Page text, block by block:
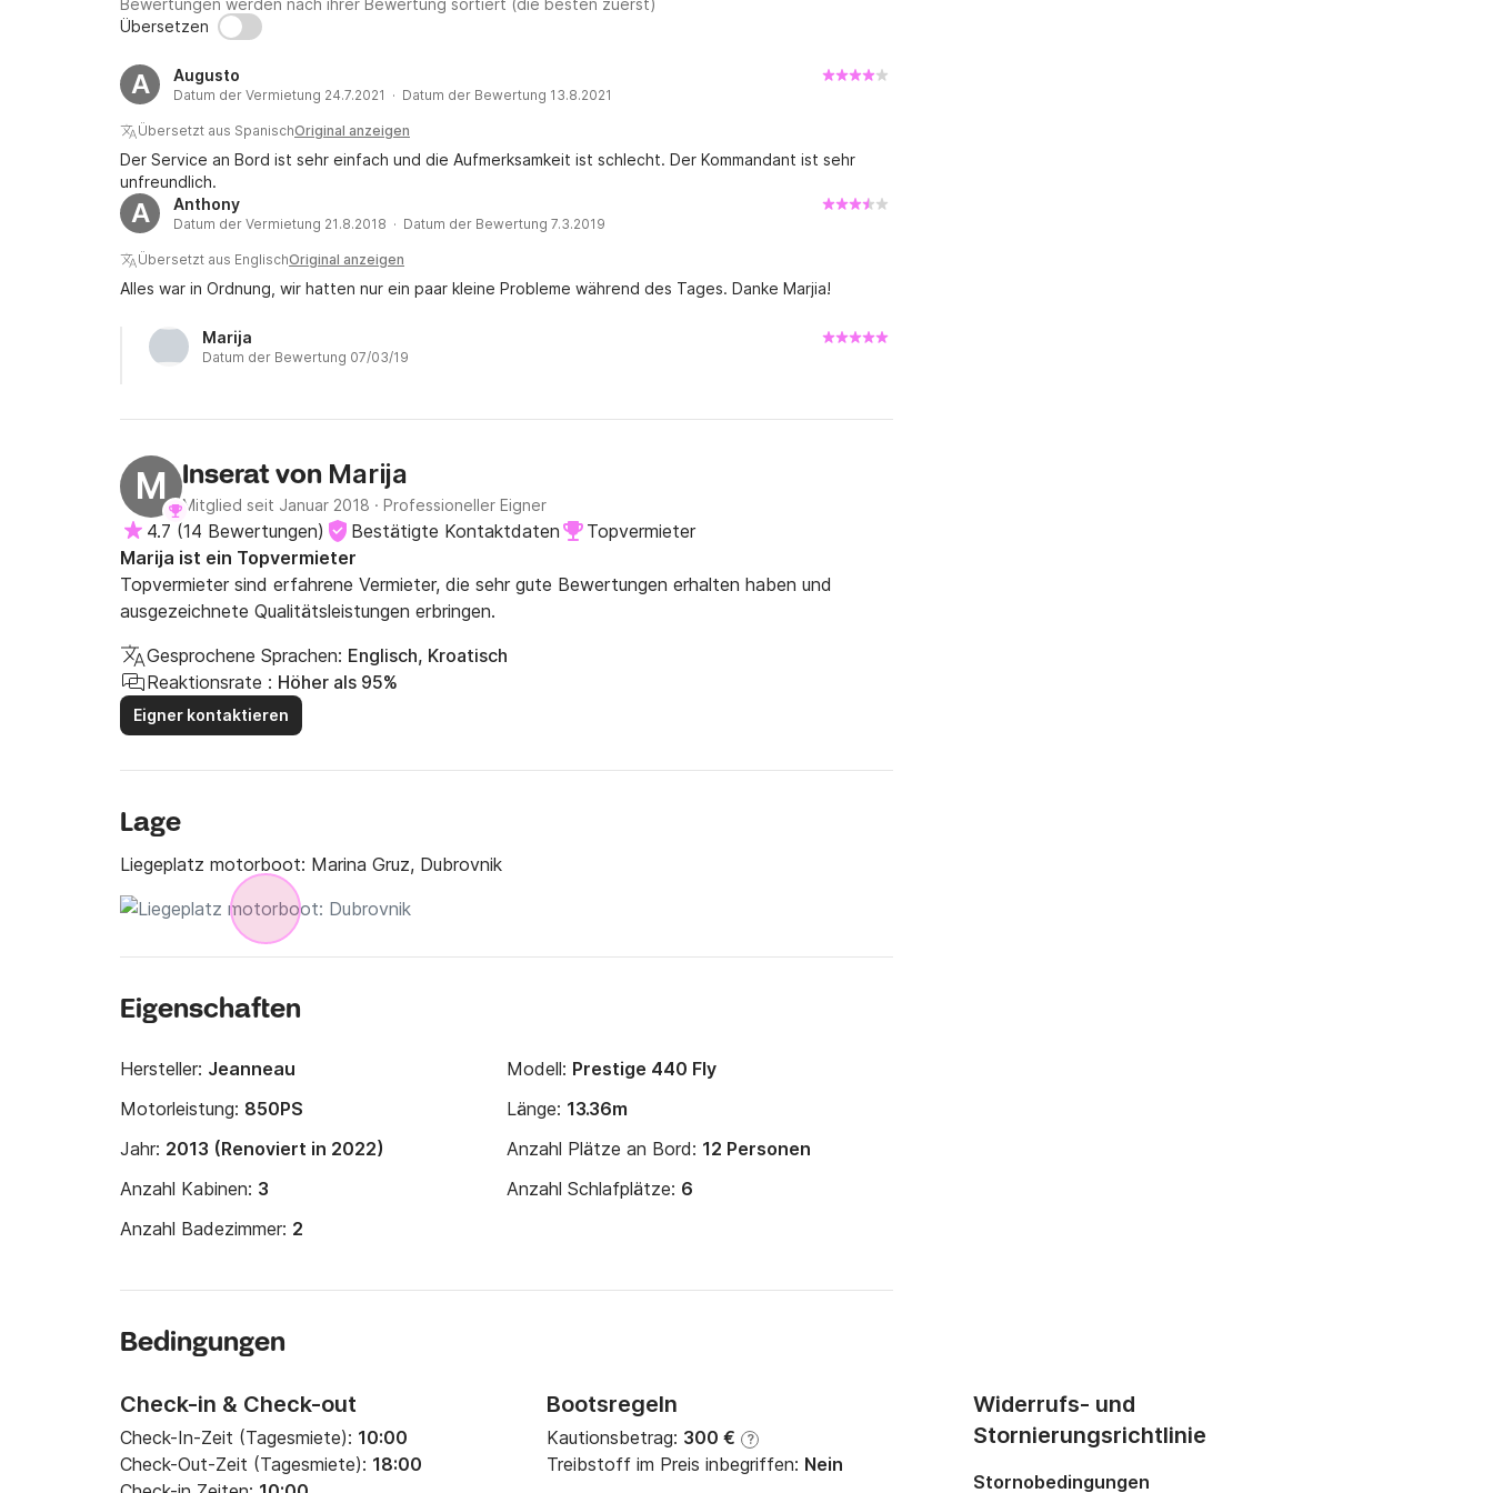
Ihrer Unterkunft zum Boarding-Standort und zurück, Versicherung und Endreinigung.
Kraftstoff
Ganzer Tag (FD): 350,00 EUR
Halber Tag (HD): 300,00 EUR
Skipper: 150,00 EUR
Optionale Extras: Wir bieten verschiedene Wasserspielzeuge/Jet-Ski an, zu denen Sie auf
Die Mindestmietdauer beträgt einen halben Tag.
Wenn Sie weitere Informationen benötigen, können Sie mich gerne unter Click&Boat
Bewertungen werden nach ihrer Bewertung sortiert (die besten zuerst)
Übersetzen
A Augusto
Datum der Vermietung 24.7.2021 · Datum der Bewertung 13.8.2021
Übersetzt aus SpanischOriginal anzeigen
Der Service an Bord ist sehr einfach und die Aufmerksamkeit ist schlecht. Der Kommandant ist sehr
unfreundlich.
A Anthony
Datum der Vermietung 21.8.2018 · Datum der Bewertung 7.3.2019
Übersetzt aus EnglischOriginal anzeigen
Alles war in Ordnung, wir hatten nur ein paar kleine Probleme während des Tages. Danke Marjia!
Marija
Datum der Bewertung 07/03/19
M Inserat von Marija
Mitglied seit Januar 2018 · Professioneller Eigner
4.7 (14 Bewertungen) Bestätigte Kontaktdaten
Topvermieter
Marija ist ein Topvermieter
Topvermieter sind erfahrene Vermieter, die sehr gute Bewertungen erhalten haben und
ausgezeichnete Qualitätsleistungen erbringen.
Gesprochene Sprachen: Englisch, Kroatisch
Reaktionsrate : Höher als 95%
Eigner kontaktieren
Lage
Liegeplatz motorboot: Marina Gruz, Dubrovnik
Eigenschaften
Hersteller: Jeanneau Modell: Prestige 440 Fly
Motorleistung: 850PS Länge: 13.36m
Jahr: 2013 (Renoviert in 2022) Anzahl Plätze an Bord: 12 Personen
Anzahl Kabinen: 3 Anzahl Schlafplätze: 6
Anzahl Badezimmer: 2
Bedingungen
Check-in & Check-out
Check-In-Zeit (Tagesmiete): 10:00
Check-Out-Zeit (Tagesmiete): 18:00
Bootsregeln
Kautionsbetrag: 300 € ?
Treibstoff im Preis inbegriffen: Nein
Widerrufs- und
Stornierungsrichtlinie
Stornobedingungen